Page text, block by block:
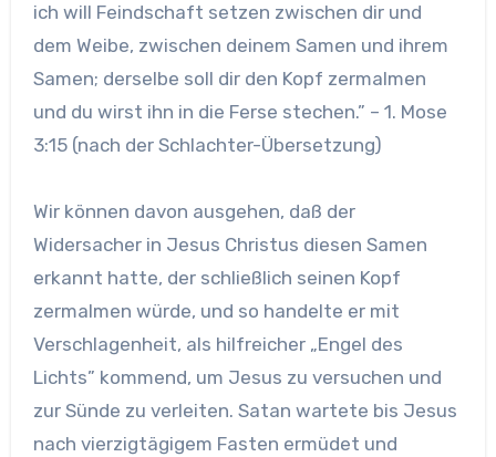
ich will Feindschaft setzen zwischen dir und
dem Weibe, zwischen deinem Samen und ihrem
Samen; derselbe soll dir den Kopf zermalmen
und du wirst ihn in die Ferse stechen.” – 1. Mose
3:15 (nach der Schlachter-Übersetzung)
Wir können davon ausgehen, daß der
Widersacher in Jesus Christus diesen Samen
erkannt hatte, der schließlich seinen Kopf
zermalmen würde, und so handelte er mit
Verschlagenheit, als hilfreicher „Engel des
Lichts” kommend, um Jesus zu versuchen und
zur Sünde zu verleiten. Satan wartete bis Jesus
nach vierzigtägigem Fasten ermüdet und